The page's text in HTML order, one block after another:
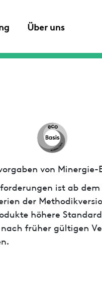
Über uns
von Minergie-
ist ab dem
der
höhere
früher gültigen